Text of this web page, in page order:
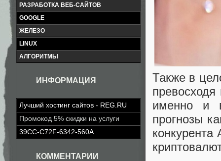
РАЗРАБОТКА ВЕБ-САЙТОВ
GOOGLE
ЖЕЛЕЗО
LINUX
АЛГОРИТМЫ
ИНФОРМАЦИЯ
Лучший хостинг сайтов - REG.RU
Промокод 5% скидки на услуги
39CC-C72F-6342-560A
КОММЕНТАРИИ
Также в
превосходя
именно и
прогнозы